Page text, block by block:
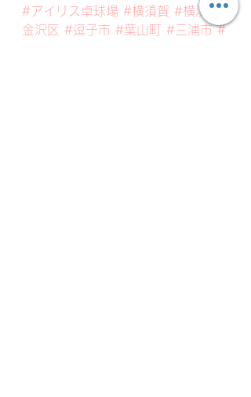
#アイリス卓球場 #横須賀 #横浜
#
金沢区 #逗子市 #葉山町 #三浦市 #